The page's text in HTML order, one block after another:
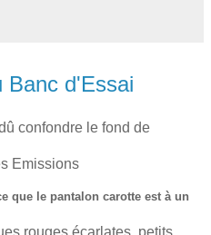
Banc d'Essai
confondre le fond de
s Emissions
que le pantalon carotte est à un